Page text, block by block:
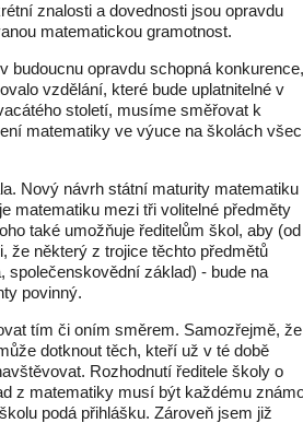
znalosti a dovednosti jsou opravdu
matematickou gramotnost.
budoucnu opravdu schopná konkurence,
vzdělání, které bude uplatnitelné v
století, musíme směřovat k
matematiky ve výuce na školách
Nový návrh státní maturity matematiku
matematiku mezi tři volitelné předměty
také umožňuje ředitelům škol, aby (od
že některý z trojice těchto předmětů
společenskovědní základ) - bude na
povinný.
tím či oním směrem. Samozřejmě, že
dotknout těch, kteří už v té době
Rozhodnutí ředitele školy o
z matematiky musí být každému
podá přihlášku. Zároveň jsem již